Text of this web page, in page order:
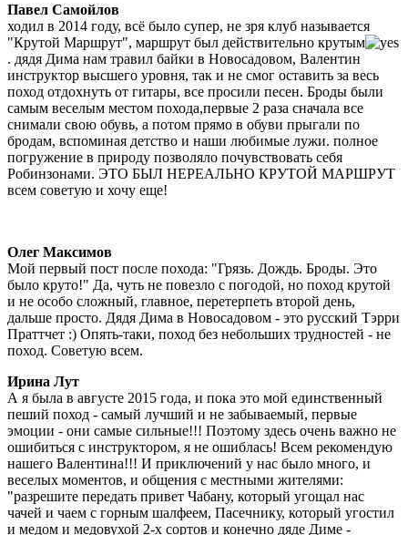
Павел Самойлов
ходил в 2014 году, всё было супер, не зря клуб называется
"Крутой Маршрут", маршрут был действительно крутым
. дядя Дима нам травил байки в Новосадовом, Валентин
инструктор высшего уровня, так и не смог оставить за весь
поход отдохнуть от гитары, все просили песен. Броды были
самым веселым местом похода,первые 2 раза сначала все
снимали свою обувь, а потом прямо в обуви прыгали по
бродам, вспоминая детство и наши любимые лужи. полное
погружение в природу позволяло почувствовать себя
Робинзонами. ЭТО БЫЛ НЕРЕАЛЬНО КРУТОЙ МАРШРУТ
всем советую и хочу еще!
Олег Максимов
Мой первый пост после похода: "Грязь. Дождь. Броды. Это
было круто!" Да, чуть не повезло с погодой, но поход крутой
и не особо сложный, главное, перетерпеть второй день,
дальше просто. Дядя Дима в Новосадовом - это русский Тэрри
Праттчет :) Опять-таки, поход без небольших трудностей - не
поход. Советую всем.
Ирина Лут
А я была в августе 2015 года, и пока это мой единственный
пеший поход - самый лучший и не забываемый, первые
эмоции - они самые сильные!!! Поэтому здесь очень важно не
ошибиться с инструктором, я не ошиблась! Всем рекомендую
нашего Валентина!!! И приключений у нас было много, и
веселых моментов, и общения с местными жителями:
"разрешите передать привет Чабану, который угощал нас
чачей и чаем с горным шалфеем, Пасечнику, который угостил
и медом и медовухой 2-х сортов и конечно дяде Диме -